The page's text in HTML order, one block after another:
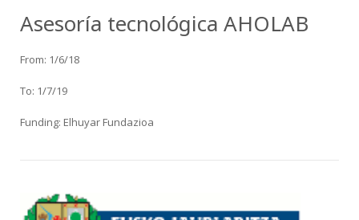
Asesoría tecnológica AHOLAB
From: 1/6/18
To: 1/7/19
Funding: Elhuyar Fundazioa